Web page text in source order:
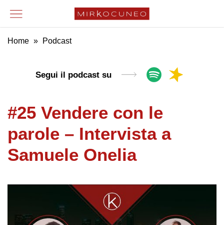
Home » Podcast
Segui il podcast su
#25 Vendere con le
parole – Intervista a
Samuele Onelia